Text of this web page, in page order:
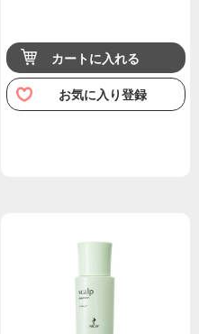
カートに入れる
お気に入り登録